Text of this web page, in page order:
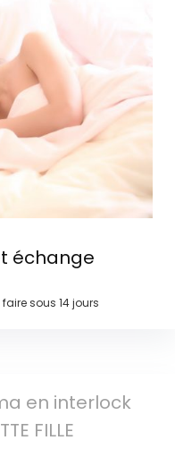
échange
sous 14 jours
en interlock
FILLE